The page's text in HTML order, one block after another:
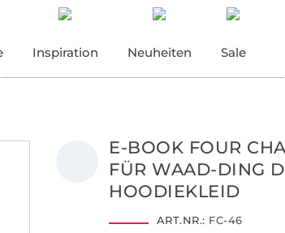
Inspiration Neuheiten Sale
E-BOOK FOUR
FÜR WAAD-DING
HOODIEKLEID
ART.NR.: FC-46